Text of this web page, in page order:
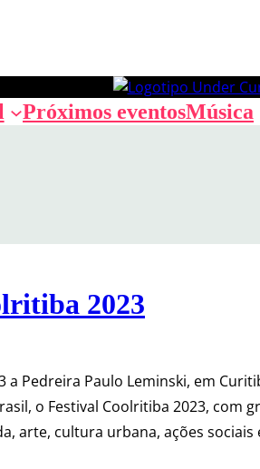
Próximos eventosMúsica
2023
a Pedreira Paulo Leminski, em
o Festival Coolritiba 2023, com
arte, cultura urbana, ações sociais